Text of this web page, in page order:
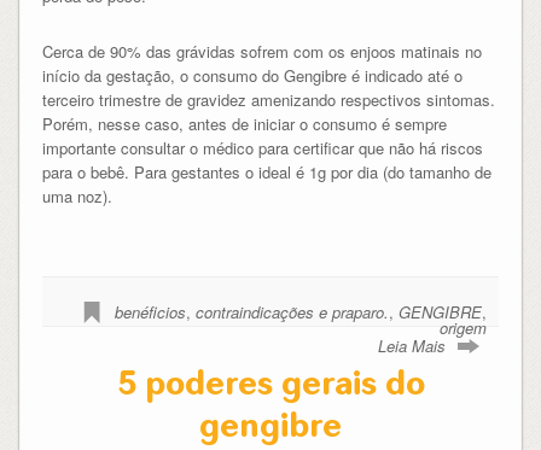
Cerca de 90% das grávidas sofrem com os enjoos matinais no
início da gestação, o consumo do Gengibre é indicado até o
terceiro trimestre de gravidez amenizando respectivos sintomas.
Porém, nesse caso, antes de iniciar o consumo é sempre
importante consultar o médico para certificar que não há riscos
para o bebê. Para gestantes o ideal é 1g por dia (do tamanho de
uma noz).
benéficios,contraindicações e praparo.,GENGIBRE,
origem
Leia Mais
5 poderes gerais do
gengibre